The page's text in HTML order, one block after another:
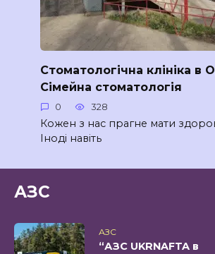
Стоматологічна клініка в
Сімейна стоматологія
0 328
Кожен з нас прагне мати
Іноді навіть
АЗС
АЗС
“АЗС UKRNAFTA в